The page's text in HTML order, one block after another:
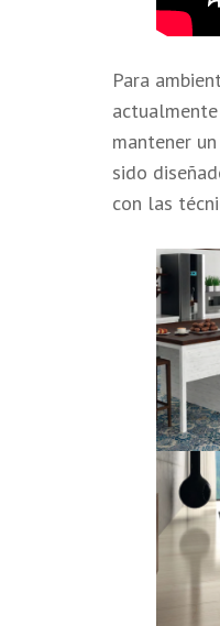
Para
mantener
sido
con las